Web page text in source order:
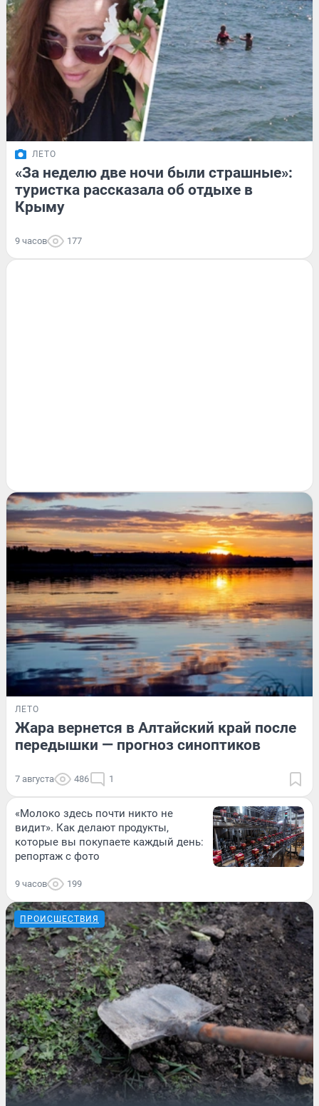
ЛЕТО
«За неделю две ночи были страшные»:
туристка рассказала об отдыхе в
Крыму
9 часов 177
ЛЕТО
Жара вернется в Алтайский край после
передышки — прогноз синоптиков
7 августа 486 1
«Молоко здесь почти никто не
видит». Как делают продукты,
которые вы покупаете каждый день:
репортаж с фото
9 часов 199
ПРОИСШЕСТВИЯ